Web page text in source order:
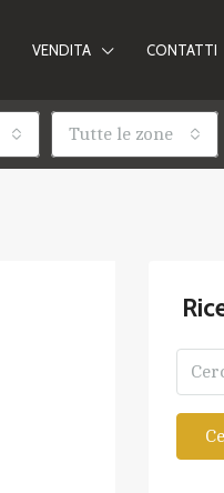
VENDITA CONTATTI
Tutte le zone